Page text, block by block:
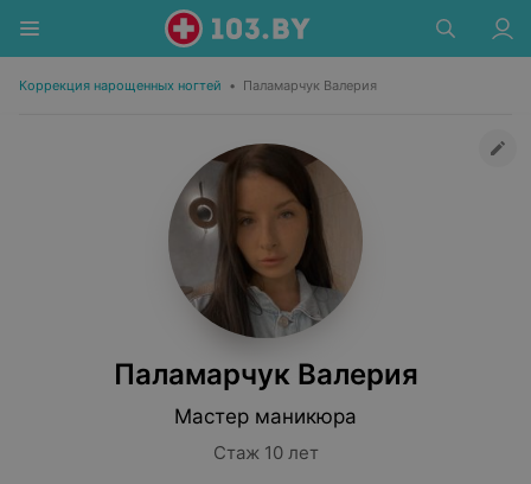
Коррекция нарощенных ногтей • Паламарчук Валерия
Паламарчук Валерия
Мастер маникюра
Стаж 10 лет